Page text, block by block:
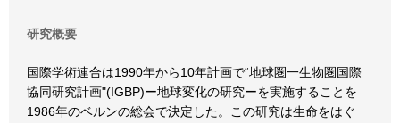
研究概要
国際学術連合は1990年から10年計画で“地球圏一生物圏国際
協同研究計画"(IGBP)ー地球変化の研究ーを実施することを
1986年のベルンの総会で決定した。この研究は生命をはぐ